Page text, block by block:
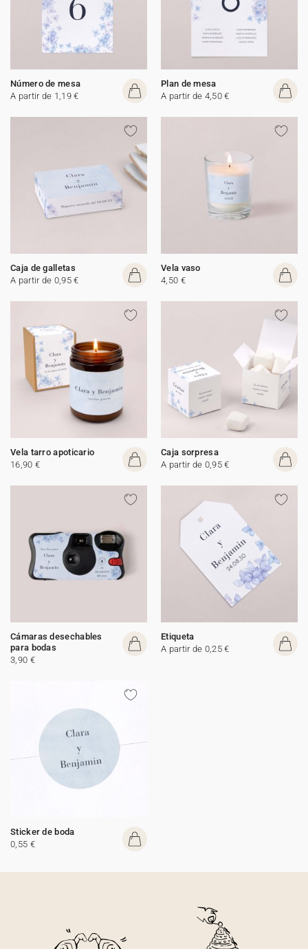
Número de mesa
A partir de 1,19 €
Plan de mesa
A partir de 4,50 €
Caja de galletas
A partir de 0,95 €
Vela vaso
4,50 €
Vela tarro apoticario
16,90 €
Caja sorpresa
A partir de 0,95 €
Cámaras desechables
para bodas
3,90 €
Etiqueta
A partir de 0,25 €
Sticker de boda
0,55 €